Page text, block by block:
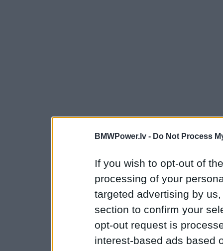
BMWPower.lv - Do Not Process
If you wish to opt-out of
processing of your
targeted advertising by
section to confirm your
opt-out request is
interest-based ads based